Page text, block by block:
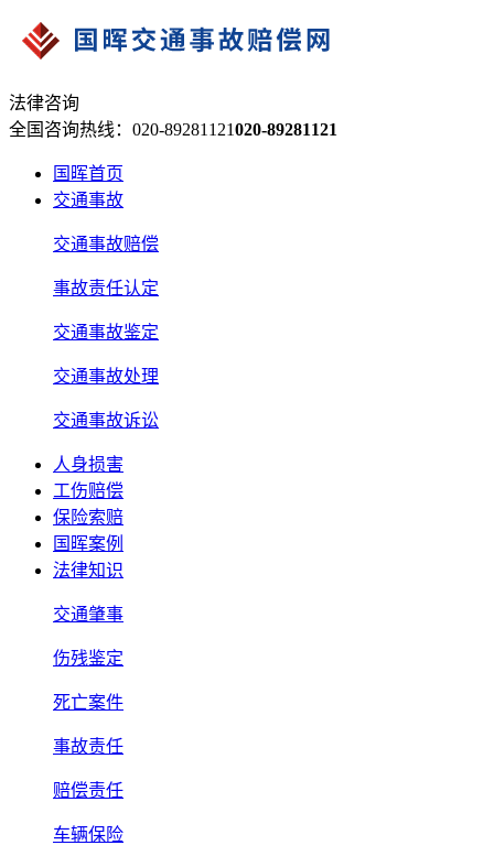
法律咨询
全国咨询热线：020-89281121020-89281121
国晖首页
交通事故
交通事故赔偿
事故责任认定
交通事故鉴定
交通事故处理
交通事故诉讼
人身损害
工伤赔偿
保险索赔
国晖案例
法律知识
交通肇事
伤残鉴定
死亡案件
事故责任
赔偿责任
车辆保险